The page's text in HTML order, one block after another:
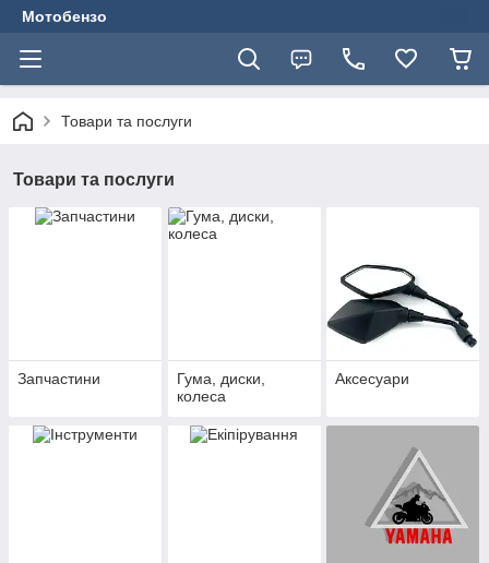
Мотобензо
Товари та послуги
Товари та послуги
Запчастини
Гума, диски,
колеса
Аксесуари